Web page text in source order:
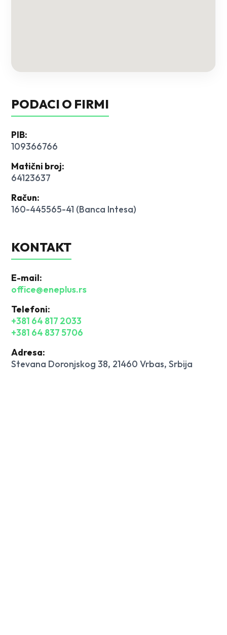
PODACI O FIRMI
PIB:
109366766
Matični broj:
64123637
Račun:
160-445565-41 (Banca Intesa)
KONTAKT
E-mail:
office@eneplus.rs
Telefoni:
+381 64 817 2033
+381 64 837 5706
Adresa:
Stevana Doronjskog 38, 21460 Vrbas, Srbija